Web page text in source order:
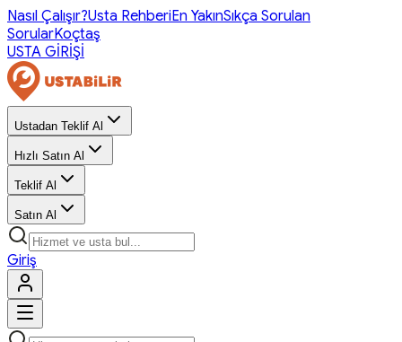
Nasıl Çalışır?Usta RehberiEn YakınSıkça Sorulan
SorularKoçtaş
USTA GİRİŞİ
Ustadan Teklif Al
Hızlı Satın Al
Teklif Al
Satın Al
Giriş